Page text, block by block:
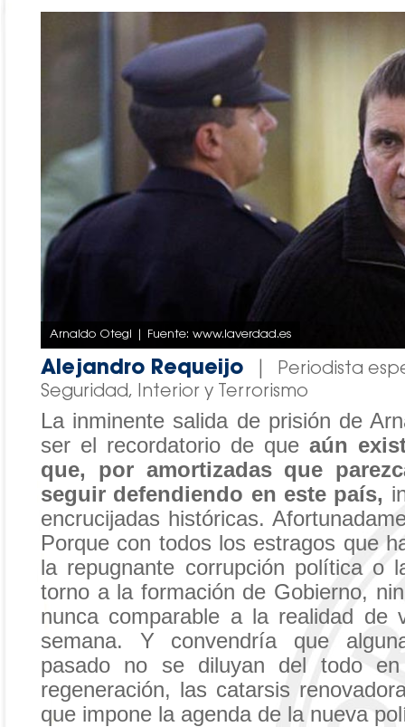
Arnaldo Otegi | Fuente: www.laverdad.es
Alejandro Requeijo
Periodista
Seguridad, Interior y Terrorismo
La inminente salida de prisión de
ser el recordatorio de que aún
que, por amortizadas que
seguir defendiendo en este país,
encrucijadas históricas.
Porque con todos los estragos que
la repugnante corrupción política o
torno a la formación de Gobierno,
nunca comparable a la realidad de
semana. Y convendría que
pasado no se diluyan del todo
regeneración, las catarsis
que impone la agenda de la nueva